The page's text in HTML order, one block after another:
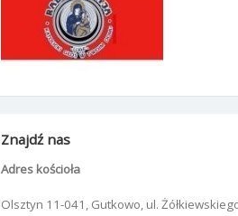
Znajdź nas
Adres kościoła
Olsztyn 11-041, Gutkowo, ul.